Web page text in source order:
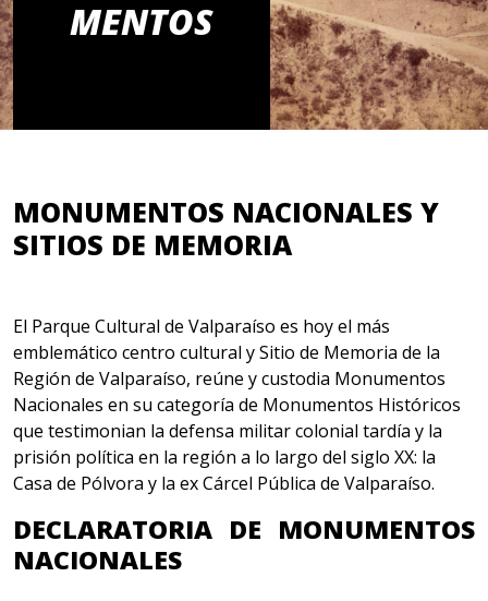
MENTOS
MONUMENTOS NACIONALES Y
SITIOS DE MEMORIA
El Parque Cultural de Valparaíso es hoy el más
emblemático centro cultural y Sitio de Memoria de la
Región de Valparaíso, reúne y custodia Monumentos
Nacionales en su categoría de Monumentos Históricos
que testimonian la defensa militar colonial tardía y la
prisión política en la región a lo largo del siglo XX: la
Casa de Pólvora y la ex Cárcel Pública de Valparaíso.
DECLARATORIA DE MONUMENTOS
NACIONALES